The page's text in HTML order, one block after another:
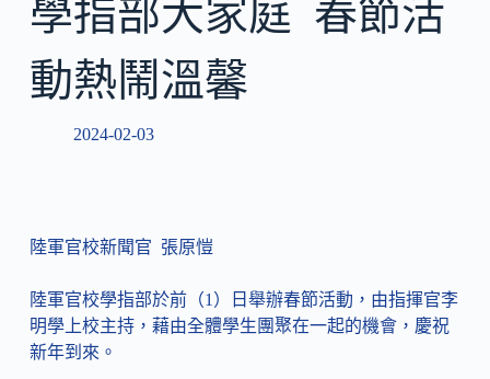
學指部大家庭 春節活
動熱鬧溫馨
2024-02-03
陸軍官校新聞官 張原愷
陸軍官校學指部於前（1）日舉辦春節活動，由指揮官李
明學上校主持，藉由全體學生團聚在一起的機會，慶祝
新年到來。